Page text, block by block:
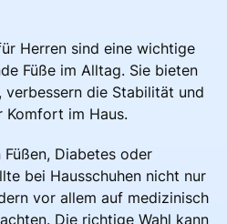
Herren sind eine wichtige
Füße im Alltag. Sie bieten
die Stabilität und
Komfort im Haus.
Diabetes oder
bei Hausschuhen nicht nur
vor allem auf medizinisch
Die richtige Wahl kann